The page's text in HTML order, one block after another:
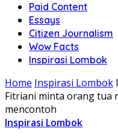
Paid Content
Essays
Citizen Journalism
Wow Facts
Inspirasi Lombok
Home Inspirasi Lombok
Fitriani minta orang tua
mencontoh
Inspirasi Lombok